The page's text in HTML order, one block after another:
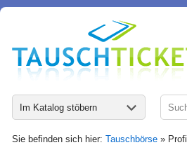
Im Katalog stöbern
Sie befinden sich hier: Tauschbörse »